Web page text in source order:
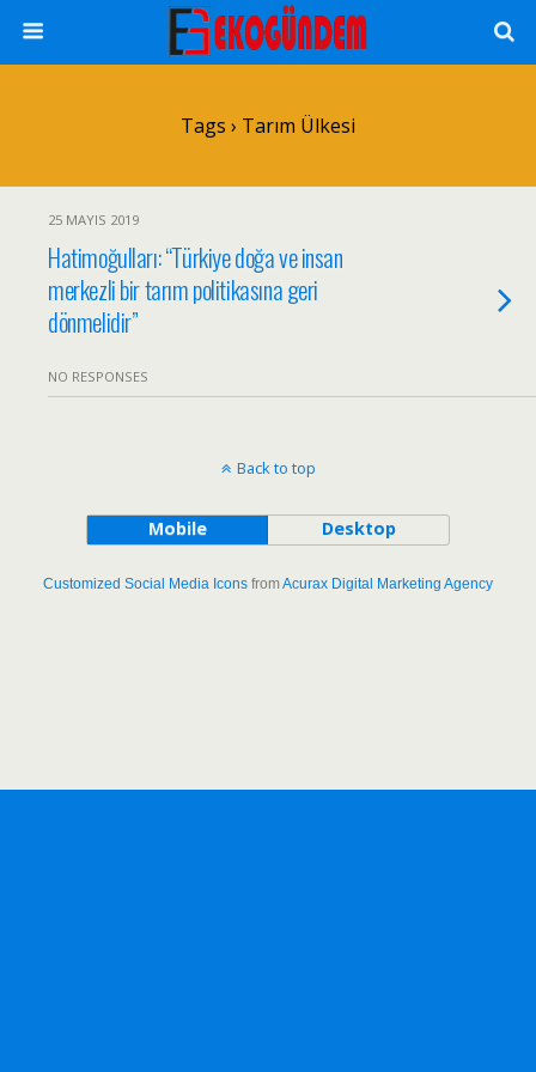
Tags › Tarım Ülkesi
25 MAYIS 2019
Hatimoğulları: “Türkiye doğa ve insan
merkezli bir tarım politikasına geri
dönmelidir”
NO RESPONSES
Back to top
Mobile Desktop
Customized Social Media Icons fromAcurax Digital Marketing Agency